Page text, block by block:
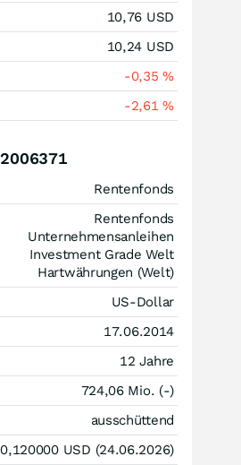
10,76 USD
10,24 USD
-0,35%
-2,61%
Rentenfonds
Rentenfonds
Unternehmensanleihen
Investment Grade Welt
Hartwährungen (Welt)
US-Dollar
17.06.2014
12 Jahre
724,06 Mio. (-)
ausschüttend
0,120000 USD (24.06.2026)